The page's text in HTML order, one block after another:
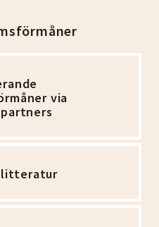
via
litteratur